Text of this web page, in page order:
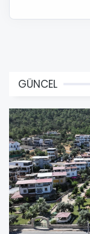
GÜNCEL